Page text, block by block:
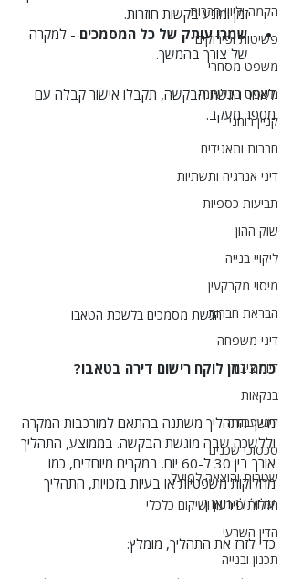
הקמה וליווי חברות
פשיטות ופירוקים
משפט מסחרי
משפט בינלאומי
קניין רוחני
חברות ותאגידים
דיני אנרגיה ותשתיות
תביעות כספיות
שוק ההון
ליקויי בנייה
מיסוי מקרקעין
הבראת חברות
דיני משפחה
דיור ציבורי
בנקאות
דיני עבודה
סכסוכי שכנים
שטרות והוצאה לפועל
חדלות פירעון ושיקום כלכלי
הדין השרעי
תכנון ובנייה
זמן ומונע בקשות חוזרות.
שמרו עותק של כל המסמכים - למקרה
של צורך בהמשך.
לאחר הגשת הבקשה, תקבלו אישור קבלה עם
מספר מעקב.
הגשת מסמכים בלשכת הטאבו
כמה זמן לוקח רישום דירה בטאבו?
משך התהליך משתנה בהתאם למורכבות המקרה
וללשכה שבה מוגשת הבקשה. בממוצע, התהליך
אורך בין 30 ל-60 יום. במקרים מיוחדים, כמו
מחלוקות משפטיות או בעיות בזכויות, התהליך
עלול להתארך.
כדי לזרז את התהליך, מומלץ: